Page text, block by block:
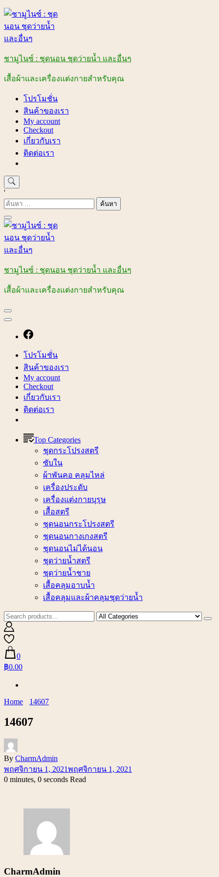
Skip
content
ชามูไนซ์ : ชุดนอน ชุดว่ายน้ำ และอื่นๆ
เสื้อผ้าและเครื่องแต่งกายสำหรับคุณ
โปรโมชั่น
สินค้าของเรา
My account
Checkout
เกี่ยวกับเรา
ติดต่อเรา
'
ค้นหา
สำหรับ:
ชามูไนซ์ : ชุดนอน ชุดว่ายน้ำ และอื่นๆ
เสื้อผ้าและเครื่องแต่งกายสำหรับคุณ
โปรโมชั่น
สินค้าของเรา
My account
Checkout
เกี่ยวกับเรา
ติดต่อเรา
Top Categories
ชุดกระโปรงสตรี
ซับใน
ผ้าพันคอ คลุมไหล่
เครื่องประดับ
เครื่องแต่งกายบุรุษ
เสื้อสตรี
ชุดนอนกระโปรงสตรี
ชุดนอนกางเกงสตรี
ชุดนอนไม่ได้นอน
ชุดว่ายน้ำสตรี
ชุดว่ายน้ำชาย
เสื้อคลุมอาบน้ำ
เสื้อคลุมและผ้าคลุมชุดว่ายน้ำ
0
฿0.00
Home 14607
14607
By CharmAdmin
พฤศจิกายน 1, 2021พฤศจิกายน 1, 2021
0 minutes, 0 seconds Read
CharmAdmin